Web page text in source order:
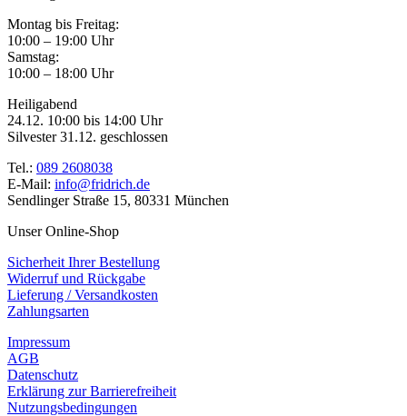
Montag bis Freitag:
10:00 – 19:00 Uhr
Samstag:
10:00 – 18:00 Uhr
Heiligabend
24.12. 10:00 bis 14:00 Uhr
Silvester 31.12. geschlossen
Tel.: 089 2608038
E-Mail: info@fridrich.de
Sendlinger Straße 15, 80331 München
Unser Online-Shop
Sicherheit Ihrer Bestellung
Widerruf und Rückgabe
Lieferung / Versandkosten
Zahlungsarten
Impressum
AGB
Datenschutz
Erklärung zur Barrierefreiheit
Nutzungsbedingungen